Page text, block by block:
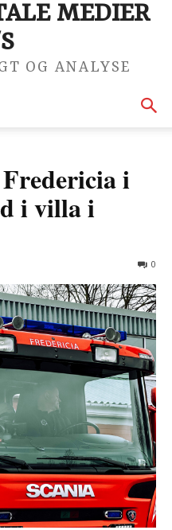
MEDIER
OG ANALYSE
i
i villa i
0